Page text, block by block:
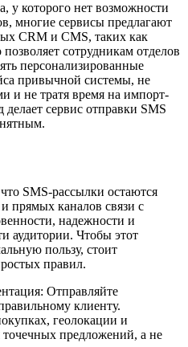
у которого нет возможности
многие сервисы предлагают
CRM и CMS, таких как
сотрудникам отделов
персонализированные
привычной системы, не
и не тратя время на импорт-
сервис отправки SMS
SMS-рассылки остаются
прямых каналов связи с
надежности и
аудитории. Чтобы этот
пользу, стоит
правил.
Отправляйте
клиенту.
геолокации и
точечных предложений, а не